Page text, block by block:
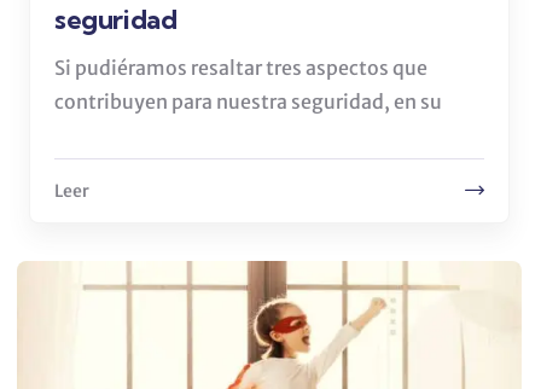
seguridad
Si pudiéramos resaltar tres aspectos que
contribuyen para nuestra seguridad, en su
Leer